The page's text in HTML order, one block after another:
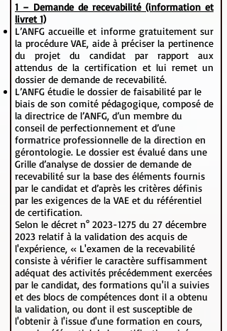
1 – Demande de recevabilité (information et
livret 1)
L’ANFG accueille et informe gratuitement sur
la procédure VAE, aide à préciser la pertinence
du projet du candidat par rapport aux
attendus de la certification et lui remet un
dossier de demande de recevabilité.
L’ANFG étudie le dossier de faisabilité par le
biais de son comité pédagogique, composé de
la directrice de l’ANFG, d’un membre du
conseil de perfectionnement et d’une
formatrice professionnelle de la direction en
gérontologie. Le dossier est évalué dans une
Grille d’analyse de dossier de demande de
recevabilité sur la base des éléments fournis
par le candidat et d’après les critères définis
par les exigences de la VAE et du référentiel
de certification.
Selon le décret n° 2023-1275 du 27 décembre
2023 relatif à la validation des acquis de
l'expérience, « L'examen de la recevabilité
consiste à vérifier le caractère suffisamment
adéquat des activités précédemment exercées
par le candidat, des formations qu'il a suivies
et des blocs de compétences dont il a obtenu
la validation, ou dont il est susceptible de
l'obtenir à l'issue d'une formation en cours,